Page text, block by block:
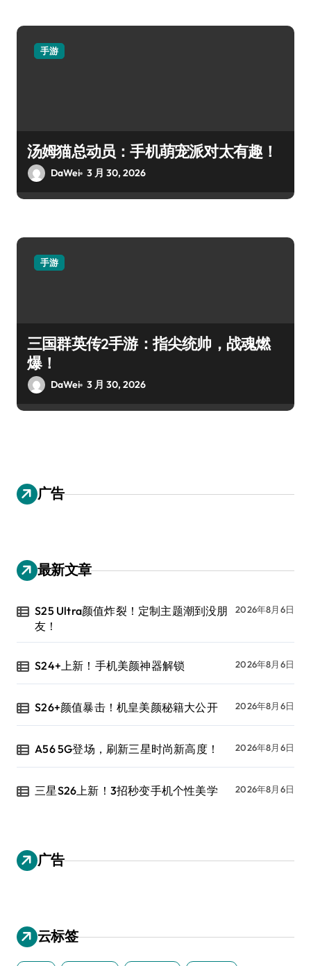
手游
汤姆猫总动员：手机萌宠派对太有趣！
DaWei 3 月 30, 2026
手游
三国群英传2手游：指尖统帅，战魂燃
爆！
DaWei 3 月 30, 2026
广告
最新文章
S25 Ultra颜值炸裂！定制主题潮到没朋
友！
2026年8月6日
S24+上新！手机美颜神器解锁 2026年8月6日
S26+颜值暴击！机皇美颜秘籍大公开 2026年8月6日
A56 5G登场，刷新三星时尚新高度！ 2026年8月6日
三星S26上新！3招秒变手机个性美学 2026年8月6日
广告
云标签